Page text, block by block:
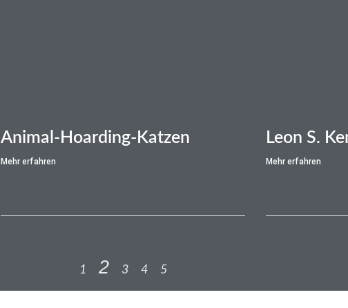
Animal-Hoarding-Katzen
Mehr erfahren
Leon S.
Mehr erfahren
1 2 3 4 5